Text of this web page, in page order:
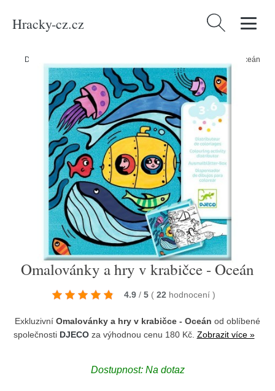
Hracky-cz.cz Vyhledávání
Domů Omalovánky a hry v krabičce - Oceán
Omalovánky a hry v krabičce - Oceán
4.9 / 5 ( 22 hodnocení )
Exkluzivní Omalovánky a hry v krabičce - Oceán od oblíbené
společnosti DJECOza výhodnou cenu 180 Kč. Zobrazit více »
Dostupnost: Na dotaz